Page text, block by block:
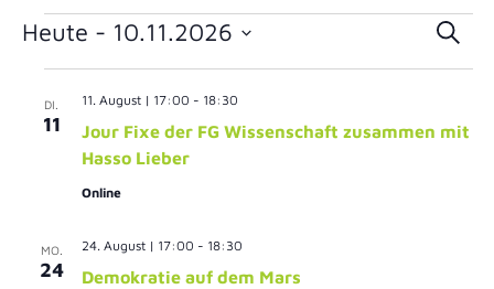
und
Suche
Heute - 10.11.2026
wählen.
DI.
11
Jour Fixe der FG Wissenschaft zusammen mit
Hasso Lieber
11. August | 17:00 - 18:30
Online
MO.
24 Demokratie auf dem Mars
24. August | 17:00 - 18:30